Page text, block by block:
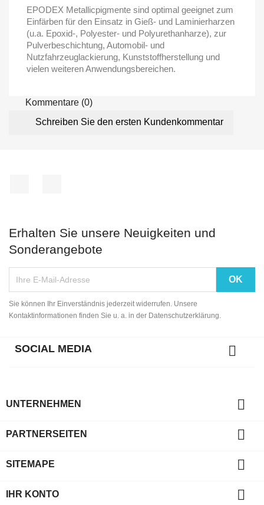
EPODEX Metallicpigmente sind optimal geeignet zum
Einfärben für den Einsatz in Gieß- und Laminierharzen
(u.a. Epoxid-, Polyester- und Polyurethanharze), zur
Pulverbeschichtung, Automobil- und
Nutzfahrzeuglackierung, Kunststoffherstellung und
vielen weiteren Anwendungsbereichen.
Kommentare (0)
Schreiben Sie den ersten Kundenkommentar
Erhalten Sie unsere Neuigkeiten und
Sonderangebote
Sie können Ihr Einverständnis jederzeit widerrufen. Unsere
Kontaktinformationen finden Sie u. a. in der Datenschutzerklärung.
SOCIAL MEDIA 
UNTERNEHMEN 
PARTNERSEITEN 
SITEMAPE 
IHR KONTO 